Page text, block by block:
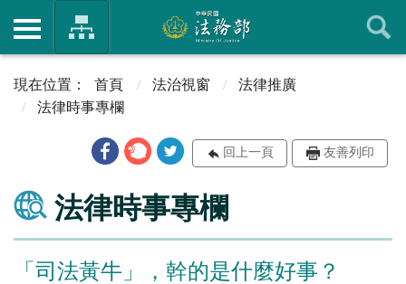
首頁 法治視窗
法律推廣
法律時事專欄
回上一頁 友善列印
法律時事專欄
「司法黃牛」，幹的是什麼好事？